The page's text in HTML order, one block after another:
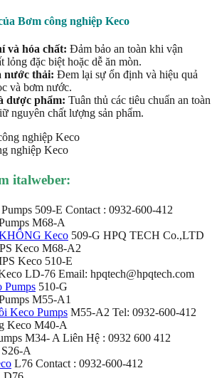
Bơm công nghiệp Keco
và hóa chất: Đảm bảo an toàn khi vận
lỏng đặc biệt hoặc dễ ăn mòn.
nước thải: Đem lại sự ổn định và hiệu quả
và bơm nước.
dược phẩm: Tuân thủ các tiêu chuẩn an toàn
nguyên chất lượng sản phẩm.
nghiệp Keco
italweber:
509-E Contact : 0932-600-412
M68-A
Keco 509-G HPQ TECH Co.,LTD
Keco M68-A2
Keco 510-E
LD-76 Email: hpqtech@hpqtech.com
Pumps 510-G
M55-A1
Keco Pumps M55-A2 Tel: 0932-600-412
Keco M40-A
M34- A Liên Hệ : 0932 600 412
A
L76 Contact : 0932-600-412